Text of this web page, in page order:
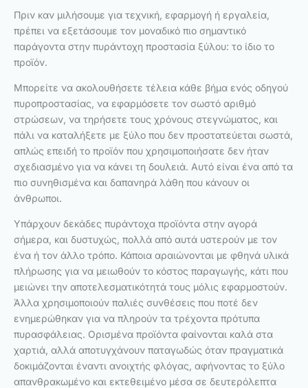
Πριν καν μιλήσουμε για τεχνική, εφαρμογή ή εργαλεία,
πρέπει να εξετάσουμε τον μοναδικό πιο σημαντικό
παράγοντα στην πυράντοχη προστασία ξύλου: το ίδιο το
προϊόν.
Μπορείτε να ακολουθήσετε τέλεια κάθε βήμα ενός οδηγού
πυροπροστασίας, να εφαρμόσετε τον σωστό αριθμό
στρώσεων, να τηρήσετε τους χρόνους στεγνώματος, και
πάλι να καταλήξετε με ξύλο που δεν προστατεύεται σωστά,
απλώς επειδή το προϊόν που χρησιμοποιήσατε δεν ήταν
σχεδιασμένο για να κάνει τη δουλειά. Αυτό είναι ένα από τα
πιο συνηθισμένα και δαπανηρά λάθη που κάνουν οι
άνθρωποι.
Υπάρχουν δεκάδες πυράντοχα προϊόντα στην αγορά
σήμερα, και δυστυχώς, πολλά από αυτά υστερούν με τον
ένα ή τον άλλο τρόπο. Κάποια αραιώνονται με φθηνά υλικά
πλήρωσης για να μειωθούν το κόστος παραγωγής, κάτι που
μειώνει την αποτελεσματικότητά τους μόλις εφαρμοστούν.
Άλλα χρησιμοποιούν παλιές συνθέσεις που ποτέ δεν
ενημερώθηκαν για να πληρούν τα τρέχοντα πρότυπα
πυρασφάλειας. Ορισμένα προϊόντα φαίνονται καλά στα
χαρτιά, αλλά αποτυγχάνουν παταγωδώς όταν πραγματικά
δοκιμάζονται έναντι ανοιχτής φλόγας, αφήνοντας το ξύλο
απανθρακωμένο και εκτεθειμένο μέσα σε δευτερόλεπτα